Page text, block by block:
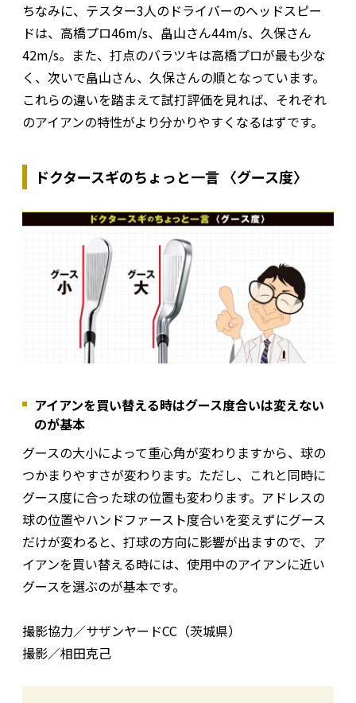
ちなみに、テスター3人のドライバーのヘッドスピー
ドは、高橋プロ46m/s、畠山さん44m/s、久保さん
42m/s。また、打点のバラツキは高橋プロが最も少な
く、次いで畠山さん、久保さんの順となっています。
これらの違いを踏まえて試打評価を見れば、それぞれ
のアイアンの特性がより分かりやすくなるはずです。
ドクタースギのちょっと一言 〈グース度〉
アイアンを買い替える時はグース度合いは変えない
のが基本
グースの大小によって重心角が変わりますから、球の
つかまりやすさが変わります。ただし、これと同時に
グース度に合った球の位置も変わります。アドレスの
球の位置やハンドファースト度合いを変えずにグース
だけが変わると、打球の方向に影響が出ますので、ア
イアンを買い替える時には、使用中のアイアンに近い
グースを選ぶのが基本です。
撮影協力／サザンヤードCC（茨城県）
撮影／相田克己